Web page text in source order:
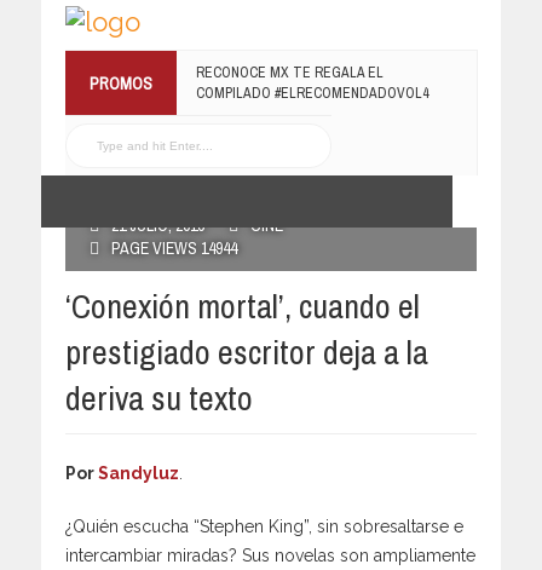
PROMOS
¡TE INVITAMOS A LA PREMIERE DE
LUCHANDO CON MI FAMILIA!
RECONOCE MX TE REGALA EL
COMPILADO #ELRECOMENDADOVOL4
21 JULIO, 2016
CINE
PAGE VIEWS 14944
‘Conexión mortal’, cuando el
prestigiado escritor deja a la
deriva su texto
PorSandyluz
¿Quién escucha “Stephen King”, sin sobresaltarse e
intercambiar miradas? Sus novelas son ampliamente